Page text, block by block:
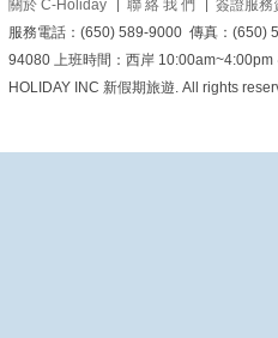
門「戀愛巷」，再咬一口
剛出爐的酥脆葡塔 🩷
一條超級浪漫的隱藏版巷
關於 C-Holiday 聯 絡 我 們 簽證服務
服務電話：(650) 589-9000 傳真：(650)
94080 上班時間：西岸
HOLIDAY INC 新假期旅遊. All rights